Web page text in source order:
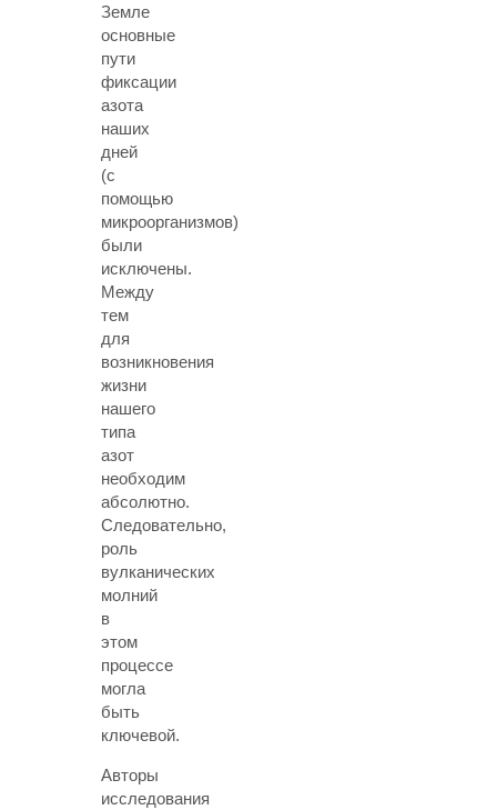
Земле
основные
пути
фиксации
азота
наших
дней
(с
помощью
микроорганизмов)
были
исключены.
Между
тем
для
возникновения
жизни
нашего
типа
азот
необходим
абсолютно.
Следовательно,
роль
вулканических
молний
в
этом
процессе
могла
быть
ключевой.
Авторы
исследования